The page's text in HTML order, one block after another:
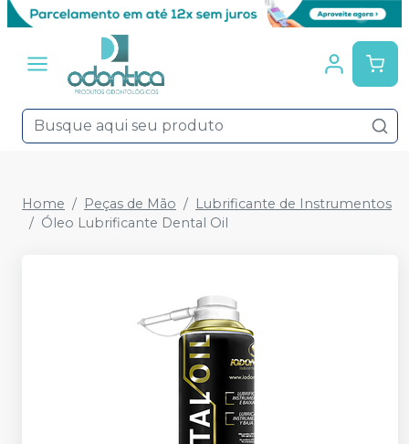
Home Peças de Mão
Lubrificante de Instrumentos
Óleo Lubrificante Dental Oil